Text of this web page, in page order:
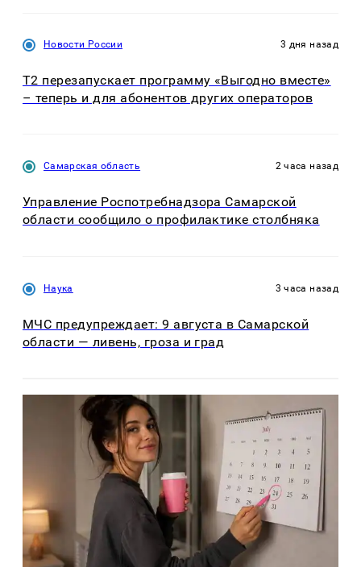
Новости России 3 дня назад
Т2 перезапускает программу «Выгодно вместе»
– теперь и для абонентов других операторов
Самарская область 2 часа назад
Управление Роспотребнадзора Самарской
области сообщило о профилактике столбняка
Наука 3 часа назад
МЧС предупреждает: 9 августа в Самарской
области — ливень, гроза и град